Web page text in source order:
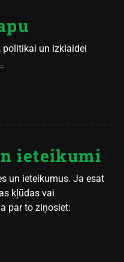
politikai un izklaidei
ieteikumi
un ieteikumus. Ja esat
kļūdas vai
par to ziņosiet: